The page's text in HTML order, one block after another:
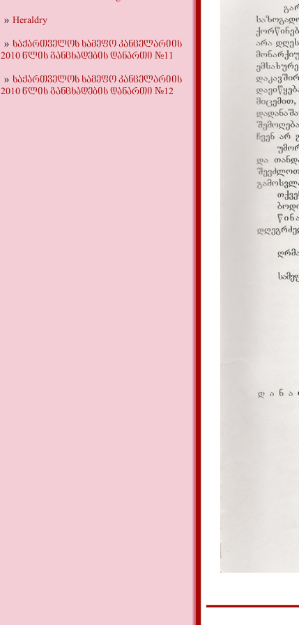
Heraldry
საქართველოს სამეფო კანცელარიის
2010 წლის განცხადების დანართი №11
საქართველოს სამეფო კანცელარიის
2010 წლის განცხადების დანართი №12